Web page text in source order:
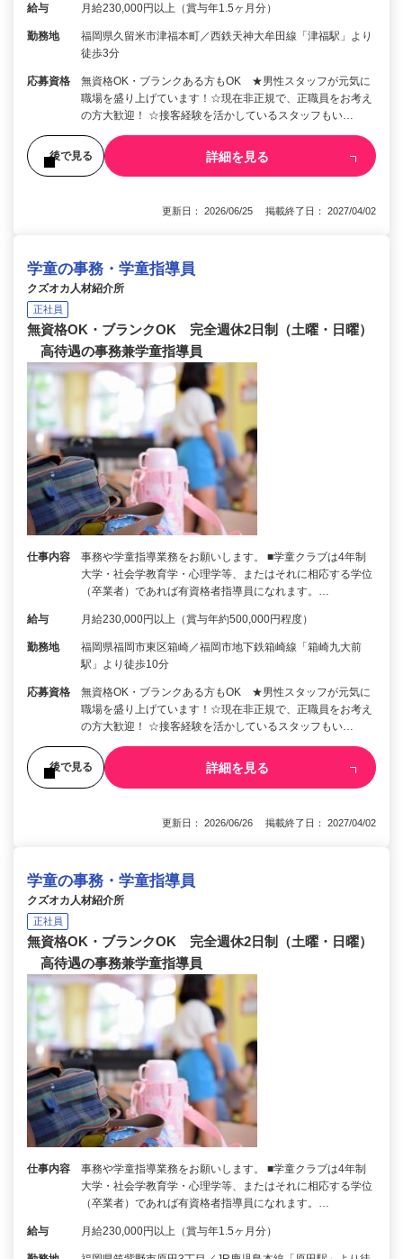
給与 月給230,000円以上（賞与年1.5ヶ月分）
勤務地
福岡県久留米市津福本町／西鉄天神大牟田線「津福駅」より
徒歩3分
応募資格
無資格OK・ブランクある方もOK ★男性スタッフが元気に
職場を盛り上げています！☆現在非正規で、正職員をお考え
の方大歓迎！ ☆接客経験を活かしているスタッフもい…
後で見る 詳細を見る
更新日： 2026/06/25 掲載終了日： 2027/04/02
学童の事務・学童指導員
クズオカ人材紹介所
正社員
無資格OK・ブランクOK 完全週休2日制（土曜・日曜）
高待遇の事務兼学童指導員
仕事内容
事務や学童指導業務をお願いします。 ■学童クラブは4年制
大学・社会学教育学・心理学等、またはそれに相応する学位
（卒業者）であれば有資格者指導員になれます。…
給与 月給230,000円以上（賞与年約500,000円程度）
勤務地
福岡県福岡市東区箱崎／福岡市地下鉄箱崎線「箱崎九大前
駅」より徒歩10分
応募資格
無資格OK・ブランクある方もOK ★男性スタッフが元気に
職場を盛り上げています！☆現在非正規で、正職員をお考え
の方大歓迎！ ☆接客経験を活かしているスタッフもい…
後で見る 詳細を見る
更新日： 2026/06/26 掲載終了日： 2027/04/02
学童の事務・学童指導員
クズオカ人材紹介所
正社員
無資格OK・ブランクOK 完全週休2日制（土曜・日曜）
高待遇の事務兼学童指導員
仕事内容
事務や学童指導業務をお願いします。 ■学童クラブは4年制
大学・社会学教育学・心理学等、またはそれに相応する学位
（卒業者）であれば有資格者指導員になれます。…
給与 月給230,000円以上（賞与年1.5ヶ月分）